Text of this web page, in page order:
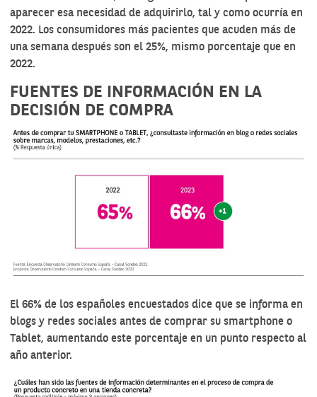
aparecer esa necesidad de adquirirlo, tal y como ocurría en
2022. Los consumidores más pacientes que acuden más de
una semana después son el 25%, mismo porcentaje que en
2022.
FUENTES DE INFORMACIÓN EN LA
DECISIÓN DE COMPRA
El 66% de los españoles encuestados dice que se informa en
blogs y redes sociales antes de comprar su smartphone o
Tablet, aumentando este porcentaje en un punto respecto al
año anterior.